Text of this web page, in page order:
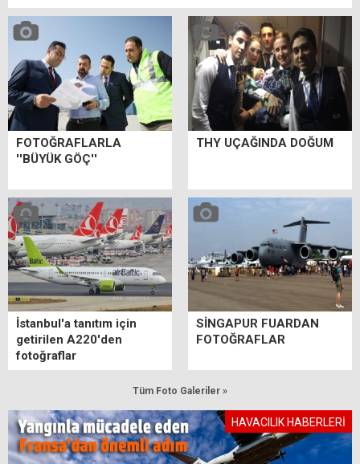
FOTOĞRAFLARLA
''BÜYÜK GÖÇ''
THY UÇAĞINDA DOĞUM
İstanbul'a tanıtım için
getirilen A220'den
fotoğraflar
SİNGAPUR FUARDAN
FOTOĞRAFLAR
Tüm Foto Galeriler »
HAVACILIK HABERLERİ